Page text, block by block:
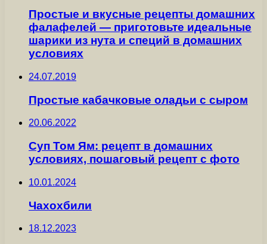
Простые и вкусные рецепты домашних
фалафелей — приготовьте идеальные
шарики из нута и специй в домашних
условиях
24.07.2019
Простые кабачковые оладьи с сыром
20.06.2022
Суп Том Ям: рецепт в домашних
условиях, пошаговый рецепт с фото
10.01.2024
Чахохбили
18.12.2023